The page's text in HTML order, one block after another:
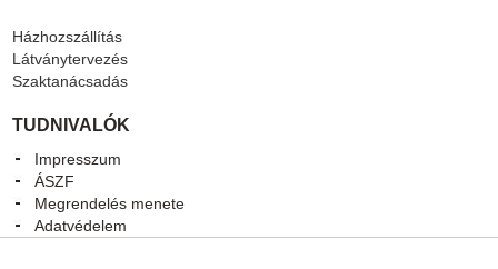
Házhozszállítás
Látványtervezés
Szaktanácsadás
TUDNIVALÓK
Impresszum
ÁSZF
Megrendelés menete
Adatvédelem